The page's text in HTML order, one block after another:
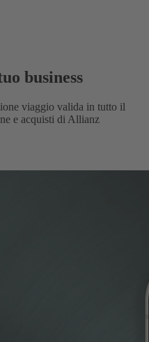
business
viaggio valida in tutto il
e acquisti di Allianz